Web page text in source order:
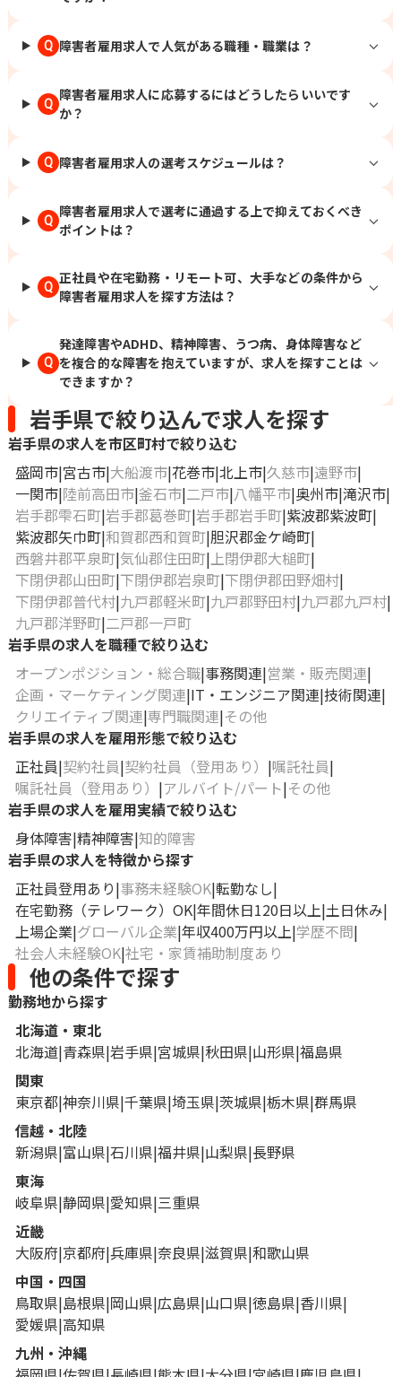
Q 障害者雇用求人で人気がある職種・職業は？
Q
障害者雇用求人に応募するにはどうしたらいいです
か？
Q 障害者雇用求人の選考スケジュールは？
Q
障害者雇用求人で選考に通過する上で抑えておくべき
ポイントは？
Q
正社員や在宅勤務・リモート可、大手などの条件から
障害者雇用求人を探す方法は？
Q
発達障害やADHD、精神障害、うつ病、身体障害など
を複合的な障害を抱えていますが、求人を探すことは
できますか？
岩手県で絞り込んで求人を探す
岩手県の求人を市区町村で絞り込む
盛岡市 宮古市 大船渡市 花巻市 北上市 久慈市 遠野市
一関市 陸前高田市 釜石市 二戸市 八幡平市 奥州市 滝沢市
岩手郡雫石町 岩手郡葛巻町 岩手郡岩手町 紫波郡紫波町
紫波郡矢巾町 和賀郡西和賀町 胆沢郡金ケ崎町
西磐井郡平泉町 気仙郡住田町 上閉伊郡大槌町
下閉伊郡山田町 下閉伊郡岩泉町 下閉伊郡田野畑村
下閉伊郡普代村 九戸郡軽米町 九戸郡野田村 九戸郡九戸村
九戸郡洋野町 二戸郡一戸町
岩手県の求人を職種で絞り込む
オープンポジション・総合職 事務関連 営業・販売関連
企画・マーケティング関連 IT・エンジニア関連 技術関連
クリエイティブ関連 専門職関連 その他
岩手県の求人を雇用形態で絞り込む
正社員 契約社員 契約社員（登用あり）
嘱託社員
嘱託社員（登用あり）
アルバイト/パート その他
岩手県の求人を雇用実績で絞り込む
身体障害 精神障害 知的障害
岩手県の求人を特徴から探す
正社員登用あり 事務未経験OK 転勤なし
在宅勤務（テレワーク）OK 年間休日120日以上 土日休み
上場企業 グローバル企業 年収400万円以上 学歴不問
社会人未経験OK 社宅・家賃補助制度あり
他の条件で探す
勤務地から探す
北海道・東北
北海道 青森県 岩手県 宮城県 秋田県 山形県 福島県
関東
東京都 神奈川県 千葉県 埼玉県 茨城県 栃木県 群馬県
信越・北陸
新潟県 富山県 石川県 福井県 山梨県 長野県
東海
岐阜県 静岡県 愛知県 三重県
近畿
大阪府 京都府 兵庫県 奈良県 滋賀県 和歌山県
中国・四国
鳥取県 島根県 岡山県 広島県 山口県 徳島県 香川県
愛媛県 高知県
九州・沖縄